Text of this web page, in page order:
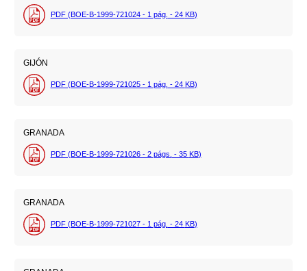
PDF (BOE-B-1999-721024 - 1 pág. - 24 KB)
GIJÓN
PDF (BOE-B-1999-721025 - 1 pág. - 24 KB)
GRANADA
PDF (BOE-B-1999-721026 - 2 págs. - 35 KB)
GRANADA
PDF (BOE-B-1999-721027 - 1 pág. - 24 KB)